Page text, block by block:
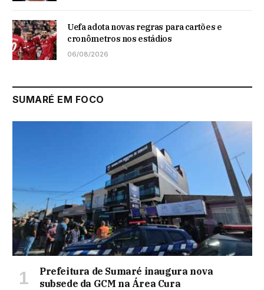
Uefa adota novas regras para cartões e
cronômetros nos estádios
06/08/2026
SUMARÉ EM FOCO
Prefeitura de Sumaré inaugura nova
subsede da GCM na Área Cura